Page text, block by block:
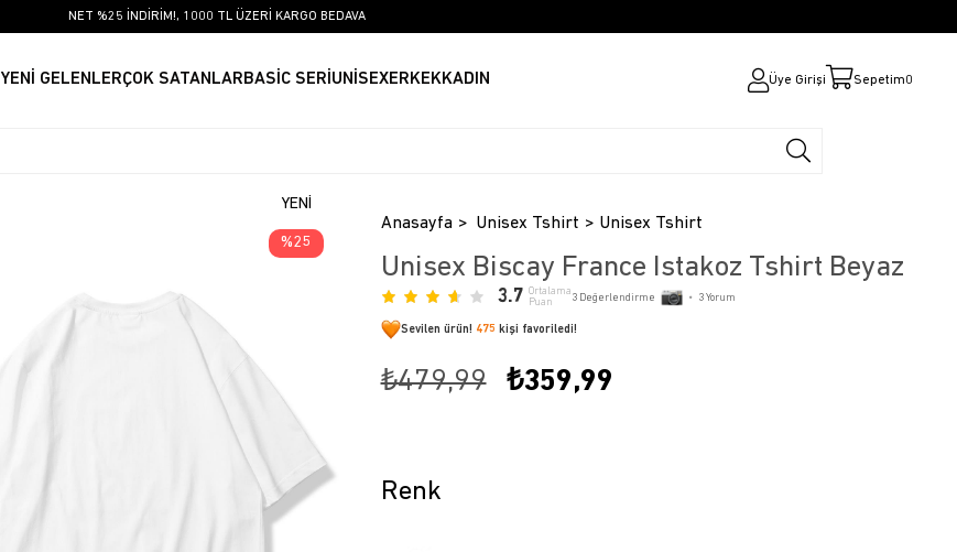
NET %25 İNDİRİM!, 1000 TL ÜZERİ KARGO BEDAVA
YENİ GELENLERÇOK SATANLARBASİC SERİ UNİSEXERKEKKADIN Üye Girişi Sepetim0
YENI
ÜRÜN
25
Anasayfa Unisex Tshirt Unisex Tshirt
Unisex Biscay France Istakoz Tshirt Beyaz
3.7 Ortalama
Puan
3Değerlendirme • 3Yorum
Sevilen ürün! 475 kişi favoriledi!
₺479,99 ₺359,99